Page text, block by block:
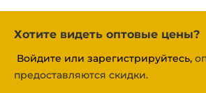
Хотите видеть оптовые цены?
Войдите или зарегистрируйтесь,
предоставляются скидки.